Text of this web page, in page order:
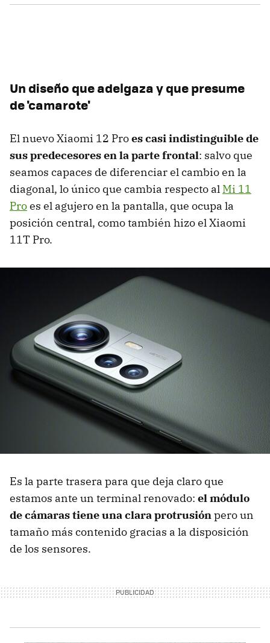
Un diseño que adelgaza y que presume
de 'camarote'
El nuevo Xiaomi 12 Proes casi indistinguible de
sus predecesores en la parte frontal: salvo que
seamos capaces de diferenciar el cambio en la
diagonal, lo único que cambia respecto al Mi 11
Proes el agujero en la pantalla, que ocupa la
posición central, como también hizo el Xiaomi
11T Pro.
Es la parte trasera para que deja claro que
estamos ante un terminal renovado: el módulo
de cámaras tiene una clara protrusiónpero un
tamaño más contenido gracias a la disposición
de los sensores.